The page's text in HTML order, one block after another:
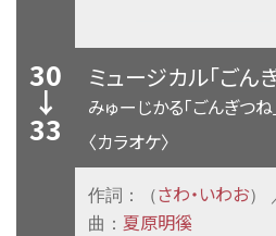
30
↓
33
ミュージカル「ごん
みゅーじかる「ごんぎつね
〈カラオケ〉
作詞：（さわ・いわお）
曲： 夏原明徯